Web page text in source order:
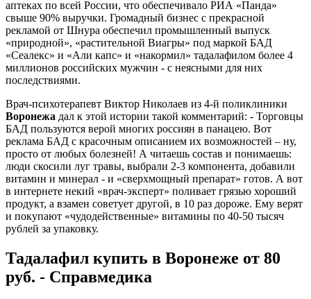
аптеках по всей России, что обеспечивало РИА «Панда»
свыше 90% выручки. Громадный бизнес с прекрасной
рекламой от Шнура обеспечил промышленный выпуск
«природной», «растительной Виагры» под маркой БАД
«Сеалекс» и «Али капс» и «накормил» тадалафилом более 4
миллионов российских мужчин - с неясными для них
последствиями.
Врач-психотерапевт Виктор Николаев из 4-й поликлиники
Воронежа дал к этой истории такой комментарий: - Торговцы
БАД пользуются верой многих россиян в панацею. Вот
реклама БАД с красочным описанием их возможностей – ну,
просто от любых болезней! А читаешь состав и понимаешь:
люди скосили луг травы, выбрали 2-3 компонента, добавили
витамин и минерал - и «сверхмощный препарат» готов. А вот
в интернете некий «врач-эксперт» поливает грязью хороший
продукт, а взамен советует другой, в 10 раз дороже. Ему верят
и покупают «чудодейственные» витамины по 40-50 тысяч
рублей за упаковку.
Тадалафил купить в Воронеже от 80
руб. - Справмедика